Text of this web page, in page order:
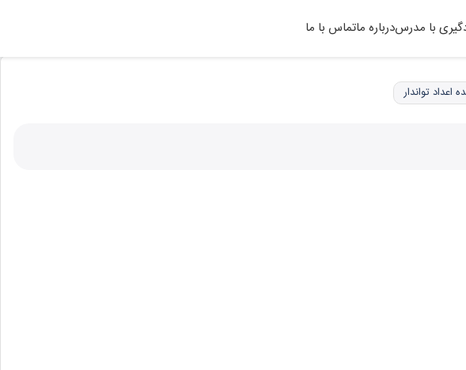
با مدرسدرباره ماتماس با ما
اعداد تواندار